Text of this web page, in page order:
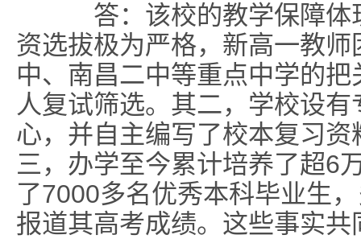
答：该校的教学保障体
资选拔极为严格，新高一教
中、南昌二中等重点中学的
人复试筛选。其二，学校设
心，并自主编写了校本复习
三，办学至今累计培养了超6
了7000多名优秀本科毕业生
报道其高考成绩。这些事实